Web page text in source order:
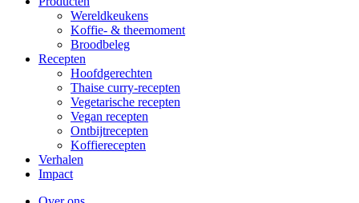
Wereldkeukens
Koffie- & theemoment
Broodbeleg
Recepten
Hoofdgerechten
Thaise curry-recepten
Vegetarische recepten
Vegan recepten
Ontbijtrecepten
Koffierecepten
Verhalen
Impact